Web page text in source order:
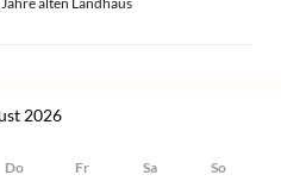
2026
Do Fr Sa So